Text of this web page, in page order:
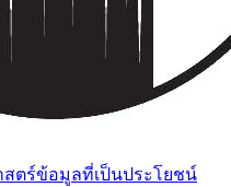
สตร์ข้อมูลที่เป็นประโยชน์